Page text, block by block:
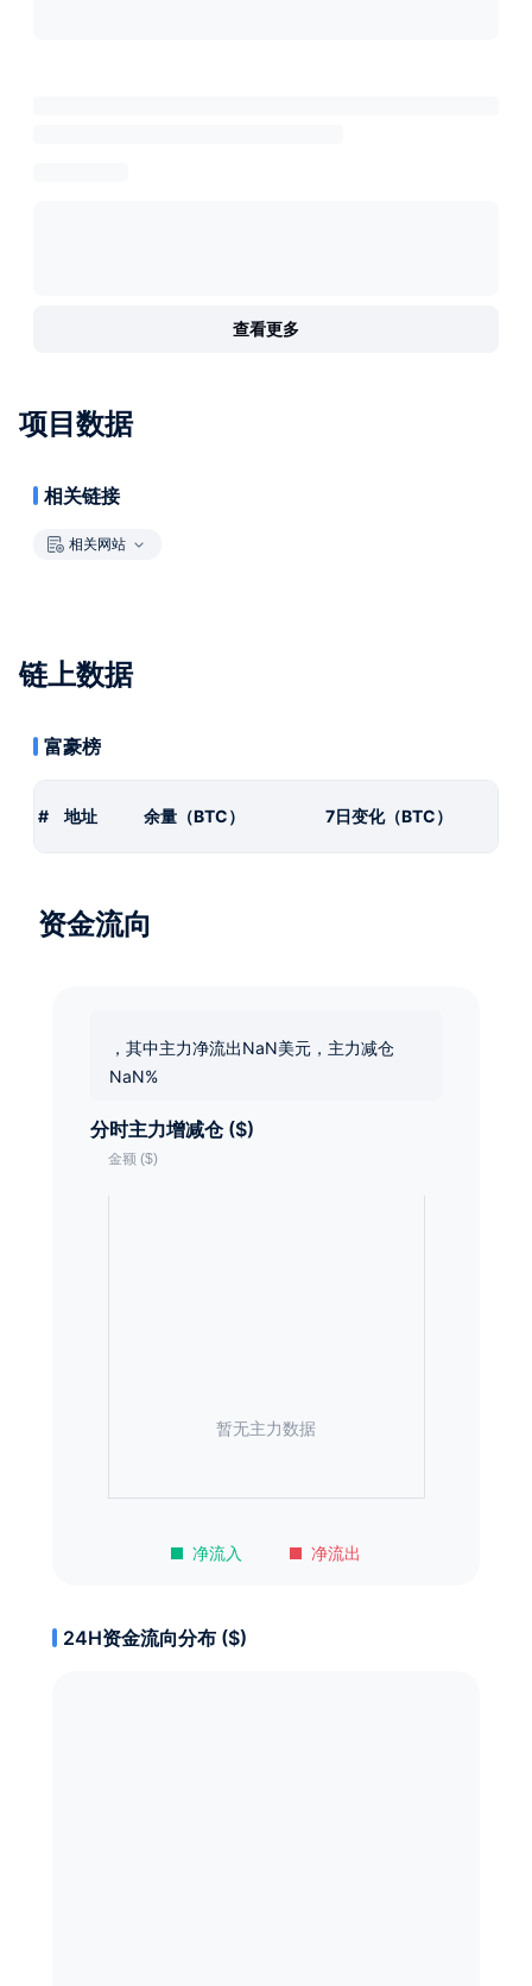
查看更多
项目数据
相关链接
相关网站
链上数据
富豪榜
# 地址 余量（BTC） 7日变化（BTC）
资金流向
，其中主力净流出NaN美元，主力减仓
NaN%
分时主力增减仓 ($)
净流入 净流出
暂无主力数据
24H资金流向分布 ($)